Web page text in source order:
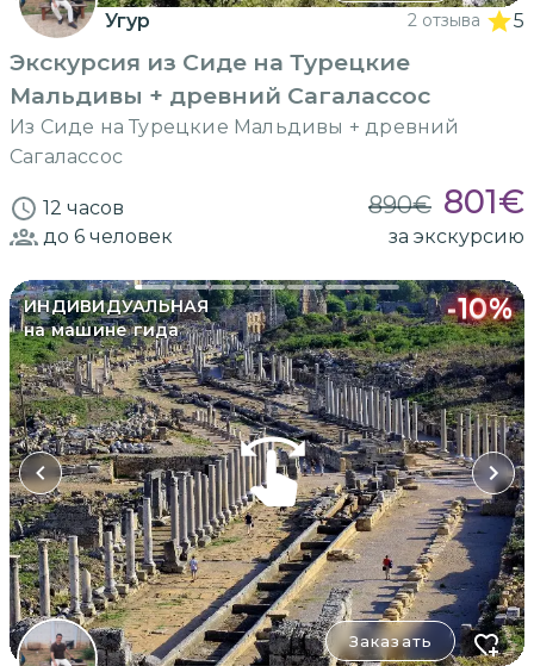
Угур 2 отзыва 5
Экскурсия из Сиде на Турецкие
Мальдивы + древний Сагалассос
Из Сиде на Турецкие Мальдивы + древний
Сагалассос
12 часов 890€ 801€
до 6 человек за экскурсию
ИНДИВИДУАЛЬНАЯ
на машине гида
-10%
Заказать